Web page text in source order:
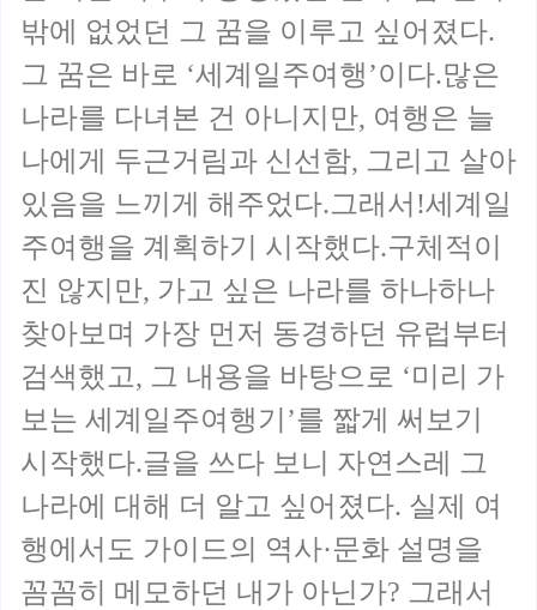
밖에 없었던 그 꿈을 이루고 싶어졌다.
그 꿈은 바로 ‘세계일주여행’이다.많은
나라를 다녀본 건 아니지만, 여행은 늘
나에게 두근거림과 신선함, 그리고 살아
있음을 느끼게 해주었다.그래서!세계일
주여행을 계획하기 시작했다.구체적이
진 않지만, 가고 싶은 나라를 하나하나
찾아보며 가장 먼저 동경하던 유럽부터
검색했고, 그 내용을 바탕으로 ‘미리 가
보는 세계일주여행기’를 짧게 써보기
시작했다.글을 쓰다 보니 자연스레 그
나라에 대해 더 알고 싶어졌다. 실제 여
행에서도 가이드의 역사·문화 설명을
꼼꼼히 메모하던 내가 아닌가? 그래서